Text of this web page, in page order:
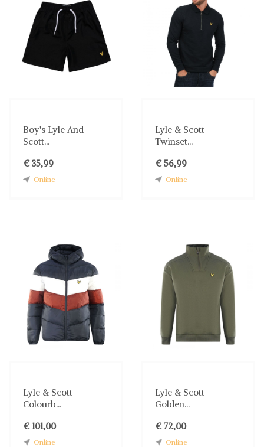
Boy's Lyle And
Scott...
€ 35,99
Online
Lyle & Scott
Twinset...
€ 56,99
Online
Lyle & Scott
Colourb...
€ 101,00
Online
Lyle & Scott
Golden...
€ 72,00
Online